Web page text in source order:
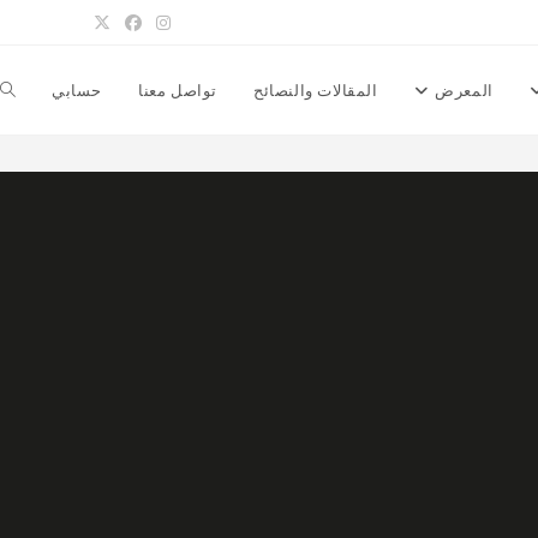
المعرض المقالات والنصائح تواصل معنا حسابي